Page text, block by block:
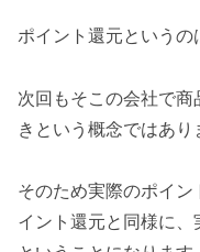
ポイント還元というの
次回もそこの会社で
きという概念ではあり
そのため実際のポイ
イント還元と同様に